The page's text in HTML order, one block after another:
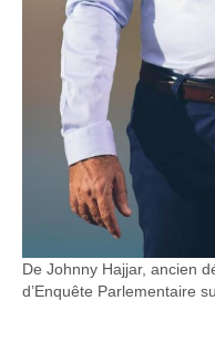
De Johnny Hajjar, ancien
d’Enquête Parlementaire